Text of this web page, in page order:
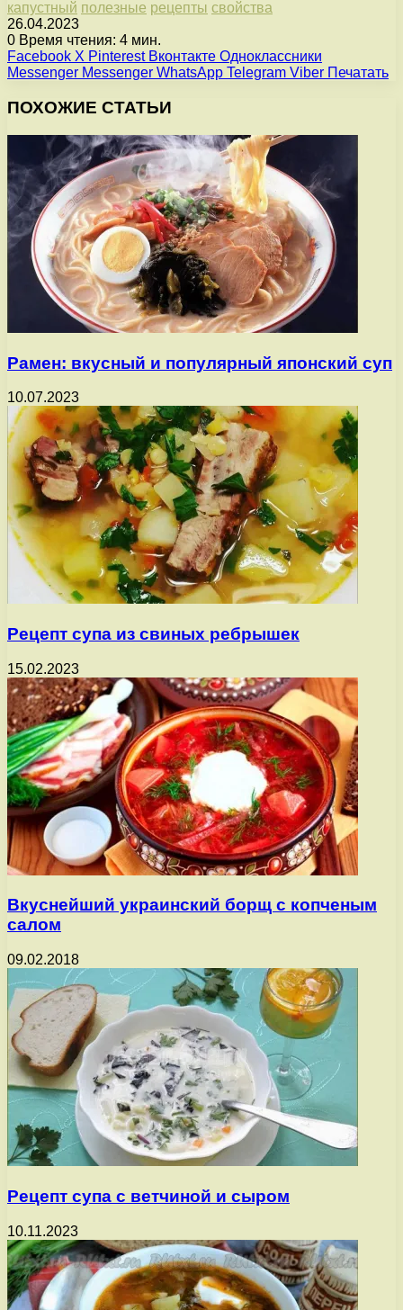
капустный полезные рецепты свойства
26.04.2023
0 Время чтения: 4 мин.
Facebook X Pinterest Вконтакте Одноклассники
Messenger Messenger WhatsApp Telegram Viber Печатать
ПОХОЖИЕ СТАТЬИ
Рамен: вкусный и популярный японский суп
10.07.2023
Рецепт супа из свиных ребрышек
15.02.2023
Вкуснейший украинский борщ с копченым
салом
09.02.2018
Рецепт супа с ветчиной и сыром
10.11.2023